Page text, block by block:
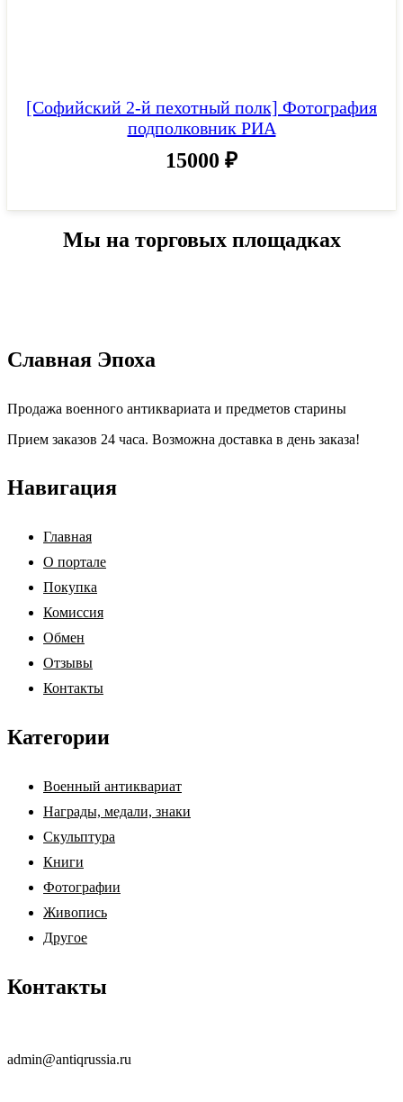
[Софийский 2-й пехотный полк] Фотография
подполковник РИА
15000 ₽
Мы на торговых площадках
Славная Эпоха
Продажа военного антиквариата и предметов старины
Прием заказов 24 часа. Возможна доставка в день заказа!
Навигация
Главная
О портале
Покупка
Комиссия
Обмен
Отзывы
Контакты
Категории
Военный антиквариат
Награды, медали, знаки
Скульптура
Книги
Фотографии
Живопись
Другое
Контакты
admin@antiqrussia.ru